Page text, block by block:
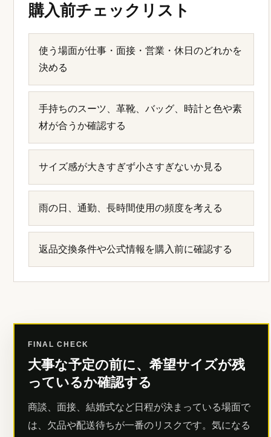
購入前チェックリスト
使う場面が仕事・面接・営業・休日のどれかを
決める
手持ちのスーツ、革靴、バッグ、時計と色や素
材が合うか確認する
サイズ感が大きすぎず小さすぎないか見る
雨の日、通勤、長時間使用の頻度を考える
返品交換条件や公式情報を購入前に確認する
FINAL CHECK
大事な予定の前に、希望サイズが残
っているか確認する
商談、面接、結婚式など日程が決まっている場面で
は、欠品や配送待ちが一番のリスクです。気になる